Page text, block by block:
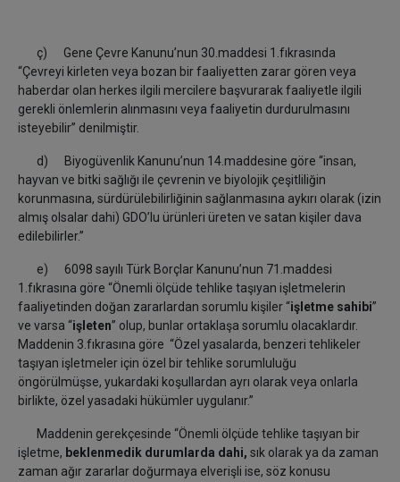
ç) Gene Çevre Kanunu’nun 30.maddesi 1.fıkrasında
“Çevreyi kirleten veya bozan bir faaliyetten zarar gören veya
haberdar olan herkes ilgili mercilere başvurarak faaliyetle ilgili
gerekli önlemlerin alınmasını veya faaliyetin durdurulmasını
isteyebilir” denilmiştir.
d) Biyogüvenlik Kanunu’nun 14.maddesine göre “insan,
hayvan ve bitki sağlığı ile çevrenin ve biyolojik çeşitliliğin
korunmasına, sürdürülebilirliğinin sağlanmasına aykırı olarak (izin
almış olsalar dahi) GDO’lu ürünleri üreten ve satan kişiler dava
edilebilirler.”
e) 6098 sayılı Türk Borçlar Kanunu’nun 71.maddesi
1.fıkrasına göre “Önemli ölçüde tehlike taşıyan işletmelerin
faaliyetinden doğan zararlardan sorumlu kişiler “işletme sahibi”
ve varsa “işleten” olup, bunlar ortaklaşa sorumlu olacaklardır.
Maddenin 3.fıkrasına göre “Özel yasalarda, benzeri tehlikeler
taşıyan işletmeler için özel bir tehlike sorumluluğu
öngörülmüşse, yukardaki koşullardan ayrı olarak veya onlarla
birlikte, özel yasadaki hükümler uygulanır.”
Maddenin gerekçesinde “Önemli ölçüde tehlike taşıyan bir
işletme, beklenmedik durumlarda dahi, sık olarak ya da zaman
zaman ağır zararlar doğurmaya elverişli ise, söz konusu